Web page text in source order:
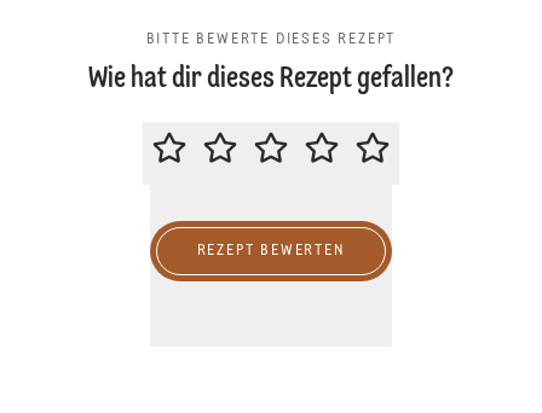
BITTE BEWERTE DIESES REZEPT
Wie hat dir dieses Rezept gefallen?
BITTE BEWERTE DIESES REZEPT
REZEPT BEWERTEN